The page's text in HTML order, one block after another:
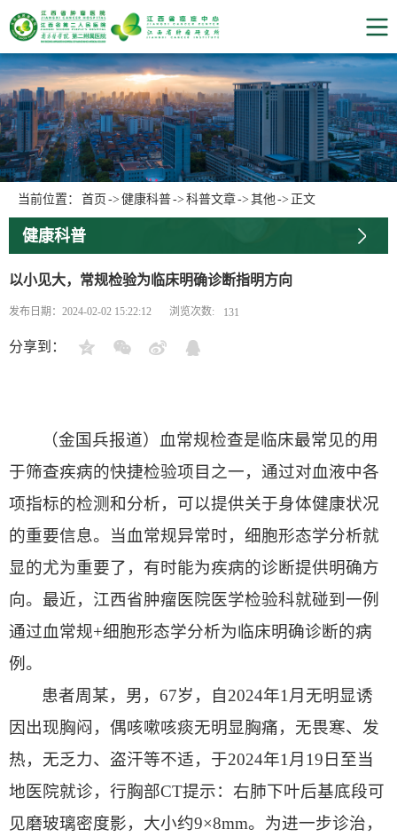
当前位置： 首页 -> 健康科普-> 科普文章-> 其他 -> 正文
健康科普
以小见大，常规检验为临床明确诊断指明方向
发布日期：2024-02-02 15:22:12 浏览次数: 131
分享到：
（金国兵报道）血常规检查是临床最常见的用
于筛查疾病的快捷检验项目之一，通过对血液中各
项指标的检测和分析，可以提供关于身体健康状况
的重要信息。当血常规异常时，细胞形态学分析就
显的尤为重要了，有时能为疾病的诊断提供明确方
向。最近，江西省肿瘤医院医学检验科就碰到一例
通过血常规+细胞形态学分析为临床明确诊断的病
例。
患者周某，男，67岁，自2024年1月无明显诱
因出现胸闷，偶咳嗽咳痰无明显胸痛，无畏寒、发
热，无乏力、盗汗等不适，于2024年1月19日至当
地医院就诊，行胸部CT提示：右肺下叶后基底段可
见磨玻璃密度影，大小约9×8mm。为进一步诊治，